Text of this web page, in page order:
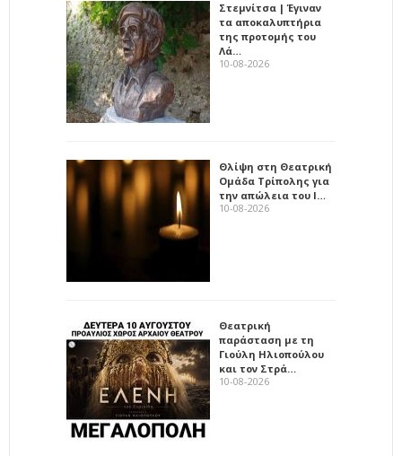
Στεμνίτσα | Έγιναν
τα αποκαλυπτήρια
της προτομής του
Λά…
10-08-2026
Θλίψη στη Θεατρική
Ομάδα Τρίπολης για
την απώλεια του Ι…
10-08-2026
Θεατρική
παράσταση με τη
Γιούλη Ηλιοπούλου
και τον Στρά…
10-08-2026